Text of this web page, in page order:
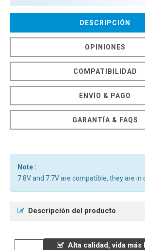
DESCRIPCIÓN
OPINIONES
COMPATIBILIDAD
ENVÍO & PAGO
GARANTÍA & FAQS
Note :
7.8V and 7.7V are compatible, they are in
Descripción del producto
Alta calidad, vida más